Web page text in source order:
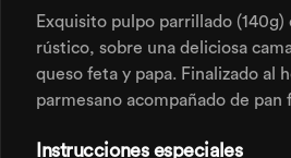
Política de privacidad
Redes sociales
Instagram
Exquisito pulpo parrillado
rústico, sobre una deliciosa
queso feta y papa. Finalizado al
parmesano acompañado de pan
Instrucciones especiales